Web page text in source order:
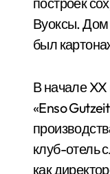
Вуоксы. Дом
был
В начале
«Enso
клуб-отель
как